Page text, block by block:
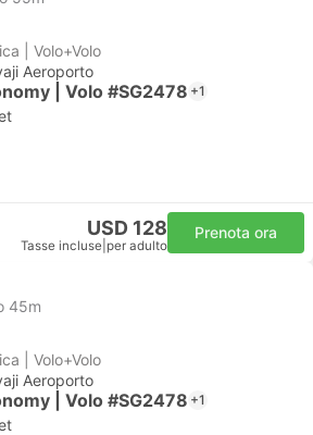
| Volo+Volo
Aeroporto
| Volo #SG2478 +1
USD 128
Tasse incluse per adulto
Prenota ora
45m
| Volo+Volo
Aeroporto
| Volo #SG2478 +1